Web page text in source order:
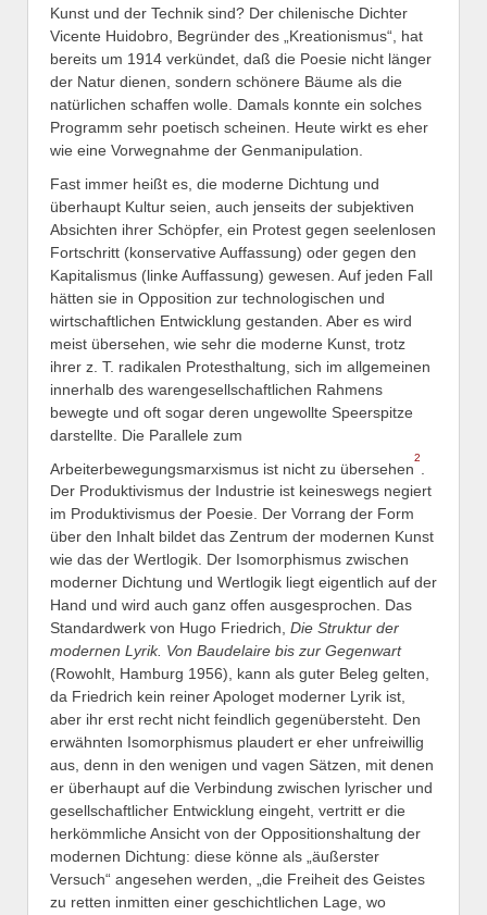
Kunst und der Technik sind? Der chilenische Dichter
Vicente Huidobro, Begründer des „Kreationismus“, hat
bereits um 1914 verkündet, daß die Poesie nicht länger
der Natur dienen, sondern schönere Bäume als die
natürlichen schaffen wolle. Damals konnte ein solches
Programm sehr poetisch scheinen. Heute wirkt es eher
wie eine Vorwegnahme der Genmanipulation.
Fast immer heißt es, die moderne Dichtung und
überhaupt Kultur seien, auch jenseits der subjektiven
Absichten ihrer Schöpfer, ein Protest gegen seelenlosen
Fortschritt (konservative Auffassung) oder gegen den
Kapitalismus (linke Auffassung) gewesen. Auf jeden Fall
hätten sie in Opposition zur technologischen und
wirtschaftlichen Entwicklung gestanden. Aber es wird
meist übersehen, wie sehr die moderne Kunst, trotz
ihrer z. T. radikalen Protesthaltung, sich im allgemeinen
innerhalb des warengesellschaftlichen Rahmens
bewegte und oft sogar deren ungewollte Speerspitze
darstellte. Die Parallele zum
Arbeiterbewegungsmarxismus ist nicht zu übersehen
2
Der Produktivismus der Industrie ist keineswegs negiert
im Produktivismus der Poesie. Der Vorrang der Form
über den Inhalt bildet das Zentrum der modernen Kunst
wie das der Wertlogik. Der Isomorphismus zwischen
moderner Dichtung und Wertlogik liegt eigentlich auf der
Hand und wird auch ganz offen ausgesprochen. Das
Standardwerk von Hugo Friedrich, Die Struktur der
modernen Lyrik. Von Baudelaire bis zur Gegenwart
(Rowohlt, Hamburg 1956), kann als guter Beleg gelten,
da Friedrich kein reiner Apologet moderner Lyrik ist,
aber ihr erst recht nicht feindlich gegenübersteht. Den
erwähnten Isomorphismus plaudert er eher unfreiwillig
aus, denn in den wenigen und vagen Sätzen, mit denen
er überhaupt auf die Verbindung zwischen lyrischer und
gesellschaftlicher Entwicklung eingeht, vertritt er die
herkömmliche Ansicht von der Oppositionshaltung der
modernen Dichtung: diese könne als „äußerster
Versuch“ angesehen werden, „die Freiheit des Geistes
zu retten inmitten einer geschichtlichen Lage, wo